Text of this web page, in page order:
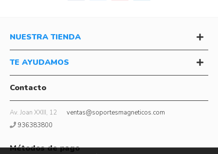
NUESTRA TIENDA
TE AYUDAMOS
Contacto
Av. Joan XXIII, 12
ventas@soportesmagneticos.com
936383800
Métodos de pago